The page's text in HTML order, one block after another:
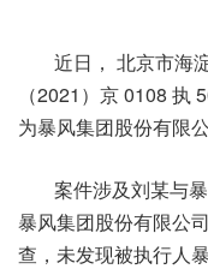
近日， 北京市海
（2021）京 0108 执
为暴风集团股份有限公
案件涉及刘某与
暴风集团股份有限公
查，未发现被执行人